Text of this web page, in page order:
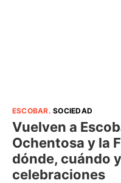
ESCOBAR.SOCIEDAD
Vuelven a
Ochentosa y la
dónde, cuándo
celebraciones